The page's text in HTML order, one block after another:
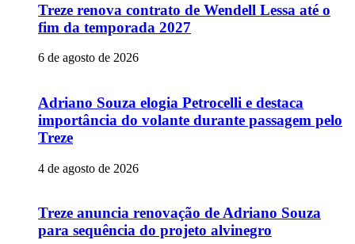
Treze renova contrato de Wendell Lessa até o
fim da temporada 2027
6 de agosto de 2026
Adriano Souza elogia Petrocelli e destaca
importância do volante durante passagem pelo
Treze
4 de agosto de 2026
Treze anuncia renovação de Adriano Souza
para sequência do projeto alvinegro